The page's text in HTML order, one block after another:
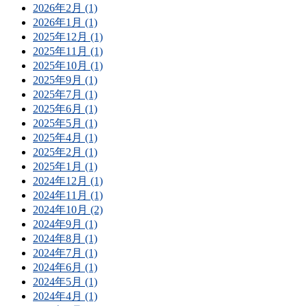
2026年2月 (1)
2026年1月 (1)
2025年12月 (1)
2025年11月 (1)
2025年10月 (1)
2025年9月 (1)
2025年7月 (1)
2025年6月 (1)
2025年5月 (1)
2025年4月 (1)
2025年2月 (1)
2025年1月 (1)
2024年12月 (1)
2024年11月 (1)
2024年10月 (2)
2024年9月 (1)
2024年8月 (1)
2024年7月 (1)
2024年6月 (1)
2024年5月 (1)
2024年4月 (1)